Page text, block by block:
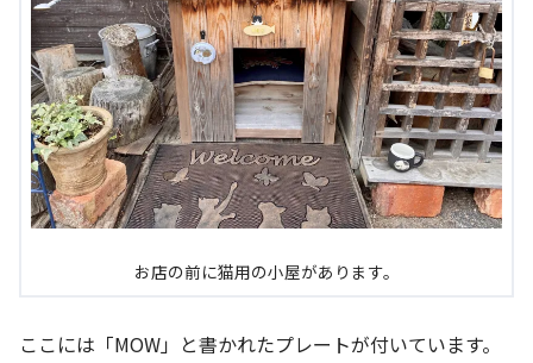
お店の前に猫用の小屋があります。
ここには「MOW」と書かれたプレートが付いています。